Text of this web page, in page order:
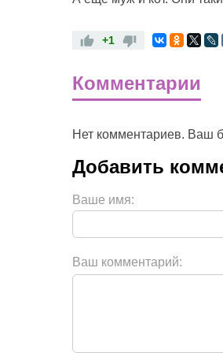
+1
Комментарии
Нет комментариев. Ваш
Ваше имя:
Ваш комментарий: